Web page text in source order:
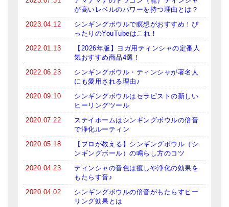
神々とつながるジュエリー
ヒーリング・マンダラポスター
ロゴステッカー・ポストカード各種
亡命チベット人尼僧のお守り・チャーム
チベット・マントラ・ヒーリングCD
シンギングボウル講座
初級講座
が高いレベルのパワーを持つ理由とは？
2023.04.12
シンギングボウルで瞑想がおすすめ！ぴ
ったりのYouTubeはこれ！
2022.01.13
【2026年版】ヨガ用ティンシャの定番人
気おすすめ商品4選！
2022.06.23
シンギングボウル・ティンシャが著名人
にも愛用される理由♪
2020.09.10
シンギングボウルはセラピストの新しい
ヒーリングツール
2020.07.22
ステイホームはシンギングボウルの倍音
で浄化ルーティン
2020.05.18
【プロが教える】シンギングボウル（シ
ンギングボール）の鳴らし方のコツ
2020.04.23
ティンシャの音色は癒しや浄化の効果を
もたらす音♪
2020.04.02
シンギングボウルの倍音がもたらすヒー
リング効果とは